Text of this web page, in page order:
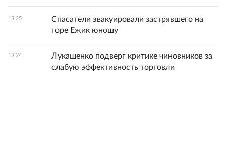
13:25
Спасатели эвакуировали застрявшего на
горе Ежик юношу
13:24
Лукашенко подверг критике чиновников за
слабую эффективность торговли